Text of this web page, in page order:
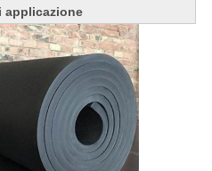
applicazione